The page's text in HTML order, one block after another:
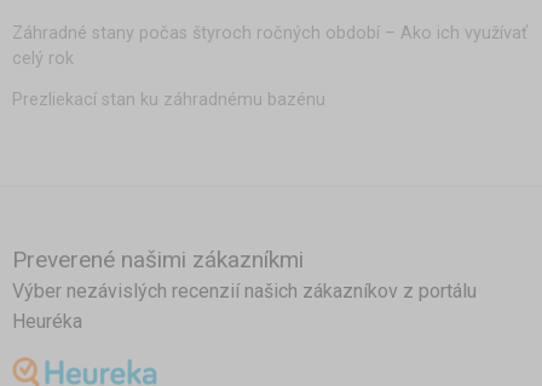
Záhradné stany počas štyroch ročných období – Ako ich využívať
celý rok
Prezliekací stan ku záhradnému bazénu
Preverené našimi zákazníkmi
Výber nezávislých recenzií našich zákazníkov z portálu
Heuréka